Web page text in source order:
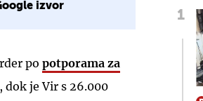
izvor
po potporama za
dok je Vir s 26.000